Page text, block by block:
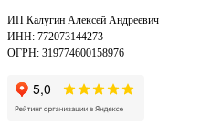
ИП Калугин Алексей Андреевич
ИНН: 772073144273
ОГРН: 319774600158976